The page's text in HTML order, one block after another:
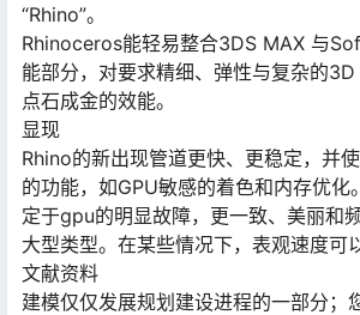
“Rhino”。
Rhinoceros能轻易整合3DS MAX 与
能部分，对要求精细、弹性与复杂的
点石成金的效能。
显现
Rhino的新出现管道更快、更稳定，并
的功能，如GPU敏感的着色和内存优化
定于gpu的明显故障，更一致、美丽和
大型类型。在某些情况下，表观速度可
文献资料
建模仅仅发展规划建设进程的一部分；